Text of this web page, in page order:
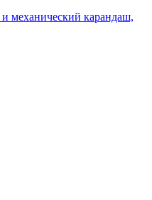
механический карандаш,